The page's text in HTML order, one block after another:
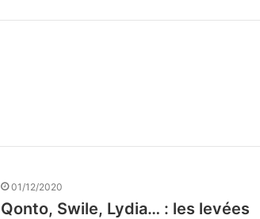
01/12/2020
Qonto, Swile, Lydia… : les levées